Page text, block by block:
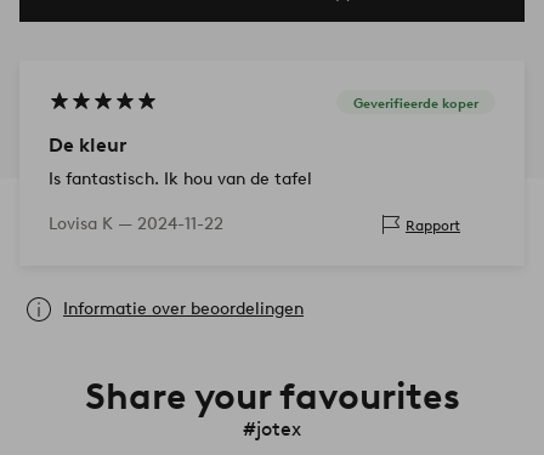
Geverifieerde koper
De kleur
Is fantastisch. Ik hou van de tafel
Lovisa K — 2024-11-22 Rapport
Informatie over beoordelingen
Share your favourites
#jotex